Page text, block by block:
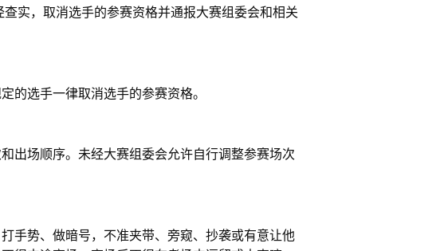
实，取消选手的参赛资格并通报大赛组委会和相关
的选手一律取消选手的参赛资格。
出场顺序。未经大赛组委会允许自行调整参赛场次
手势、做暗号，不准夹带、旁窥、抄袭或有意让他